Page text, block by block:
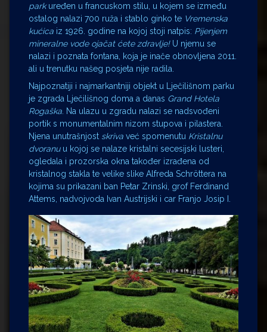
parkuređen u francuskom stilu, u kojem se između
ostalog nalazi 700 ruža i stablo ginko te Vremenska
kućica iz 1926. godine na kojoj stoji natpis: Pijenjem
mineralne vode ojačat ćete zdravlje!U njemu se
nalazi i poznata fontana, koja je inače obnovljena 2011.
ali u trenutku našeg posjeta nije radila.
Najpoznatiji i najmarkantniji objekt u Lječilišnom parku
je zgrada Lječilišnog doma a danas Grand Hotela
Rogaška . Na ulazu u zgradu nalazi se nadsvođeni
portik s monumentalnim nizom stupova i pilastera.
Njena unutrašnjost skriva već spomenutu Kristalnu
dvoranuu kojoj se nalaze kristalni secesijski lusteri,
ogledala i prozorska okna također izrađena od
kristalnog stakla te velike slike Alfreda Schröttera na
kojima su prikazani ban Petar Zrinski, grof Ferdinand
Attems, nadvojvoda Ivan Austrijski i car Franjo Josip I.